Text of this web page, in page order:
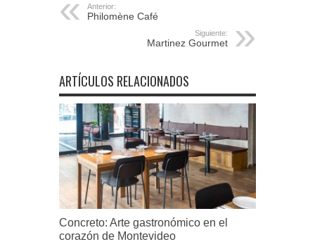
Anterior:
Philomène Café
Siguiente:
Martinez Gourmet
ARTÍCULOS RELACIONADOS
Concreto: Arte gastronómico en el
corazón de Montevideo